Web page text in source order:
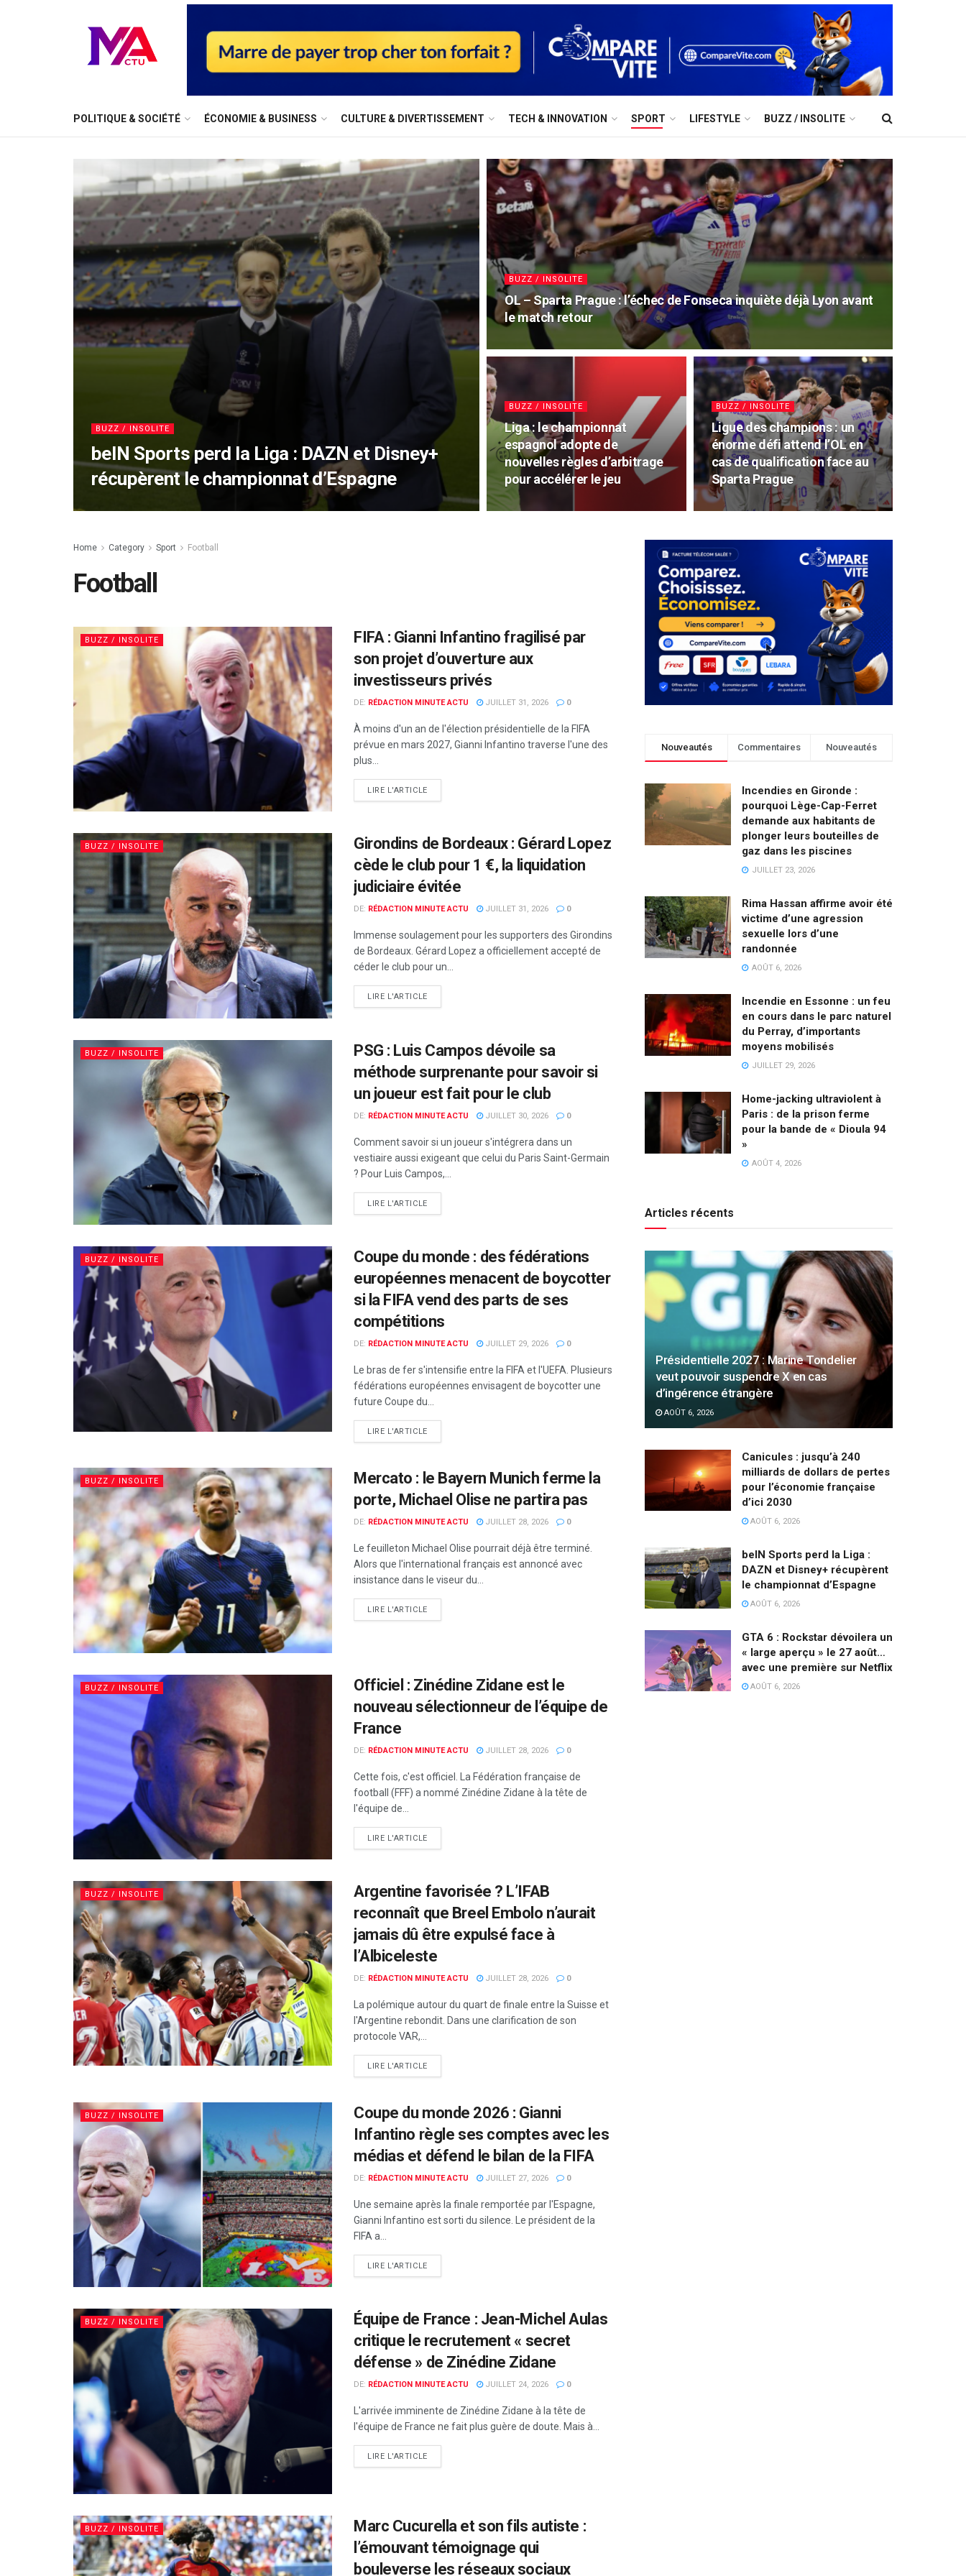
⁠POLITIQUE & SOCIÉTÉ ÉCONOMIE & BUSINESS ⁠CULTURE & DIVERTISSEMENT ⁠TECH & INNOVATION SPORT LIFESTYLE BUZZ / INSOLITE
BUZZ / INSOLITE
beIN Sports perd la Liga : DAZN et Disney+
récupèrent le championnat d’Espagne
BUZZ / INSOLITE
OL – Sparta Prague : l’échec de Fonseca inquiète déjà Lyon avant
le match retour
BUZZ / INSOLITE
Liga : le championnat
espagnol adopte de
nouvelles règles d’arbitrage
pour accélérer le jeu
BUZZ / INSOLITE
Ligue des champions : un
énorme défi attend l’OL en
cas de qualification face au
Sparta Prague
Home Category Sport Football
Football
BUZZ / INSOLITE
FIFA : Gianni Infantino fragilisé par
son projet d’ouverture aux
investisseurs privés
DE: RÉDACTION MINUTE ACTU JUILLET 31, 2026 0
À moins d'un an de l'élection présidentielle de la FIFA
prévue en mars 2027, Gianni Infantino traverse l'une des
plus...
LIRE L'ARTICLE
BUZZ / INSOLITE
Girondins de Bordeaux : Gérard Lopez
cède le club pour 1 €, la liquidation
judiciaire évitée
DE: RÉDACTION MINUTE ACTU JUILLET 31, 2026 0
Immense soulagement pour les supporters des Girondins
de Bordeaux. Gérard Lopez a officiellement accepté de
céder le club pour un...
LIRE L'ARTICLE
BUZZ / INSOLITE
PSG : Luis Campos dévoile sa
méthode surprenante pour savoir si
un joueur est fait pour le club
DE: RÉDACTION MINUTE ACTU JUILLET 30, 2026 0
Comment savoir si un joueur s'intégrera dans un
vestiaire aussi exigeant que celui du Paris Saint-Germain
? Pour Luis Campos,...
LIRE L'ARTICLE
BUZZ / INSOLITE
Coupe du monde : des fédérations
européennes menacent de boycotter
si la FIFA vend des parts de ses
compétitions
DE: RÉDACTION MINUTE ACTU JUILLET 29, 2026 0
Le bras de fer s'intensifie entre la FIFA et l'UEFA. Plusieurs
fédérations européennes envisagent de boycotter une
future Coupe du...
LIRE L'ARTICLE
BUZZ / INSOLITE
Mercato : le Bayern Munich ferme la
porte, Michael Olise ne partira pas
DE: RÉDACTION MINUTE ACTU JUILLET 28, 2026 0
Le feuilleton Michael Olise pourrait déjà être terminé.
Alors que l'international français est annoncé avec
insistance dans le viseur du...
LIRE L'ARTICLE
BUZZ / INSOLITE
Officiel : Zinédine Zidane est le
nouveau sélectionneur de l’équipe de
France
DE: RÉDACTION MINUTE ACTU JUILLET 28, 2026 0
Cette fois, c'est officiel. La Fédération française de
football (FFF) a nommé Zinédine Zidane à la tête de
l'équipe de...
LIRE L'ARTICLE
BUZZ / INSOLITE
Argentine favorisée ? L’IFAB
reconnaît que Breel Embolo n’aurait
jamais dû être expulsé face à
l’Albiceleste
DE: RÉDACTION MINUTE ACTU JUILLET 28, 2026 0
La polémique autour du quart de finale entre la Suisse et
l'Argentine rebondit. Dans une clarification de son
protocole VAR,...
LIRE L'ARTICLE
BUZZ / INSOLITE
Coupe du monde 2026 : Gianni
Infantino règle ses comptes avec les
médias et défend le bilan de la FIFA
DE: RÉDACTION MINUTE ACTU JUILLET 27, 2026 0
Une semaine après la finale remportée par l'Espagne,
Gianni Infantino est sorti du silence. Le président de la
FIFA a...
LIRE L'ARTICLE
BUZZ / INSOLITE
Équipe de France : Jean-Michel Aulas
critique le recrutement « secret
défense » de Zinédine Zidane
DE: RÉDACTION MINUTE ACTU JUILLET 24, 2026 0
L'arrivée imminente de Zinédine Zidane à la tête de
l'équipe de France ne fait plus guère de doute. Mais à...
LIRE L'ARTICLE
BUZZ / INSOLITE
Marc Cucurella et son fils autiste :
l’émouvant témoignage qui
bouleverse les réseaux sociaux
Nouveautés Commentaires Nouveautés
Incendies en Gironde :
pourquoi Lège-Cap-Ferret
demande aux habitants de
plonger leurs bouteilles de
gaz dans les piscines
JUILLET 23, 2026
Rima Hassan affirme avoir été
victime d’une agression
sexuelle lors d’une
randonnée
AOÛT 6, 2026
Incendie en Essonne : un feu
en cours dans le parc naturel
du Perray, d’importants
moyens mobilisés
JUILLET 29, 2026
Home-jacking ultraviolent à
Paris : de la prison ferme
pour la bande de « Dioula 94
»
AOÛT 4, 2026
Articles récents
Présidentielle 2027 : Marine Tondelier
veut pouvoir suspendre X en cas
d’ingérence étrangère
AOÛT 6, 2026
Canicules : jusqu’à 240
milliards de dollars de pertes
pour l’économie française
d’ici 2030
AOÛT 6, 2026
beIN Sports perd la Liga :
DAZN et Disney+ récupèrent
le championnat d’Espagne
AOÛT 6, 2026
GTA 6 : Rockstar dévoilera un
« large aperçu » le 27 août…
avec une première sur Netflix
AOÛT 6, 2026